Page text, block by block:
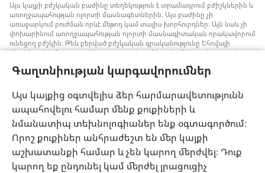
Գաղտնիության կարգավորումներ
Այս կայքից օգտվելիս ձեր հարմարավետությունն
ապահովելու համար մենք քուքիների և
նմանատիպ տեխնոլոգիաներ ենք օգտագործում։
Որոշ քուքիներ անհրաժեշտ են մեր կայքի
աշխատանքի համար և չեն կարող մերժվել։ Դուք
կարող եք ընդունել կամ մերժել լրացուցիչ
Այս կայքի բժշկական բաժինը տեղեկություն է տրամադրում բժիշկներին և
առողջապահության ոլորտի մասնագետներին։ Այս բաժինը չի
առաջարկում բուժման որևէ մեթոդ կամ տալիս խորհուրդներ։ Այն նաև չի
փոխարինում առողջապահության ոլորտի մասնագիտական որակավորում
ունեցող բժշկին։ Թեև բերված բժշկական գրականությունը Եհովայի
վկաները չեն հրատարակել, բայց դրանցում խոսվում է առանց արյան
Յուրաքանչյուր մասնագետի պատասխանատվություն է իրազեկ լինել
քննարկել բուժման մեթոդները և օգնել նրանց որոշում կայացնելու՝ հաշվի
առնելով հիվանդի առողջական վիճակը, ցանկությունը, արժեքներն ու
հավատալիքները։ Թվարկված ոչ բոլոր ստրատեգիաներն են ընդունելի և
հասանելի բոլոր պացիենտների համար։
Պացիենտներ: Ձեր առողջական վիճակի կամ բուժման վերաբերյալ
խորհուրդներ հարցրեք ձեզ բուժող բժշկից կամ համապատասխան
որակավորում ունեցող այլ մասնագետից։ Դիմեք բժշկի, եթե կասկածում
եք, որ որևէ հիվանդություն ունեք։